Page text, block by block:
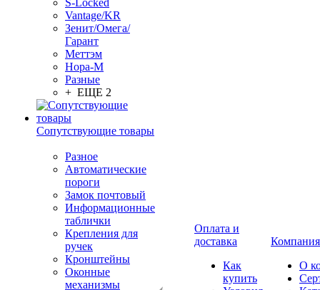
S-Locked
Vantage/KR
Зенит/Омега/
Гарант
Меттэм
Нора-М
Разные
+ ЕЩЕ 2
Сопутствующие товары
Разное
Автоматические
пороги
Замок почтовый
Информационные
таблички
Крепления для
ручек
Кронштейны
Оконные
механизмы
Оплата и
доставка
Как
купить
Компания
О